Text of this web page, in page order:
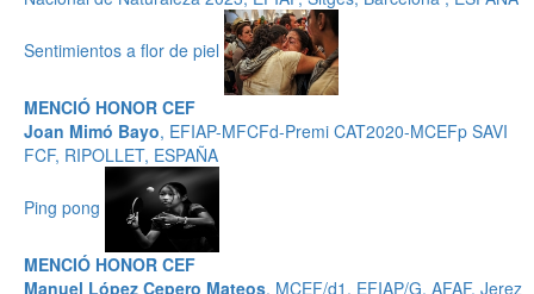
Sentimientos a flor de piel
MENCIÓ HONOR CEF
Joan Mimó Bayo, EFIAP-MFCFd-Premi CAT2020-MCEFp SAVI
FCF, RIPOLLET, ESPAÑA
Ping pong
MENCIÓ HONOR CEF
Manuel López Cepero Mateos, MCEF/d1, EFIAP/G, AFAF, Jerez